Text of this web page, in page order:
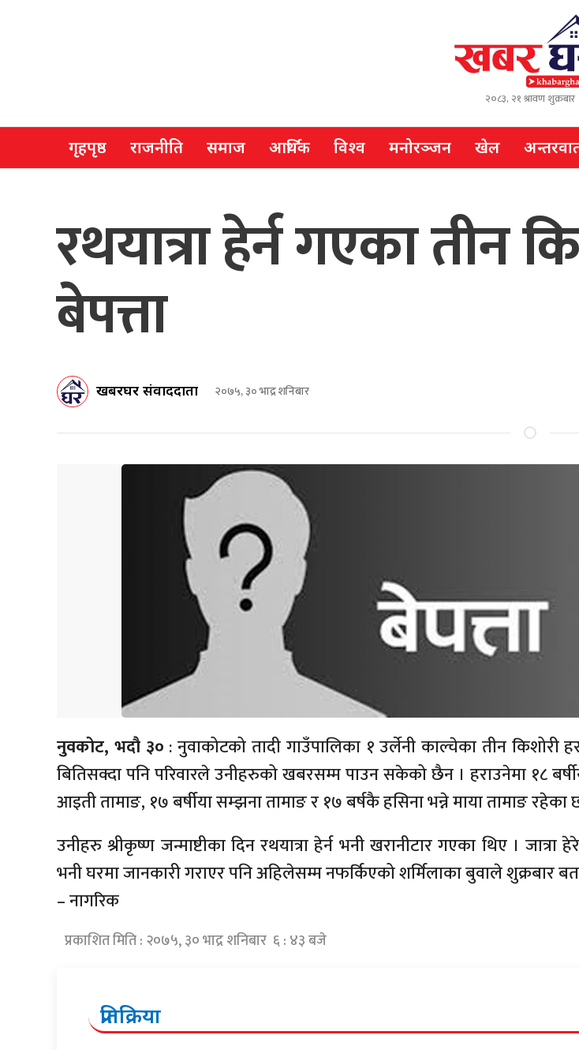
२०८३, २१ श्रावण शुक्रबार
गृहपृष्ठ राजनीति समाज आर्थिक विश्व मनोरञ्जन खेल
रथयात्रा हेर्न गएका तीन
बेपत्ता
खबरघर संवाददाता २०७५, ३० भाद्र शनिबार
नुवकोट, भदौ ३० : नुवाकोटको तादी गाउँपालिका १ उर्लेनी काल्चेका तीन किशोरी
बितिसक्दा पनि परिवारले उनीहरुको खबरसम्म पाउन सकेको छैन । हराउनेमा १८
आइती तामाङ, १७ बर्षीया सम्झना तामाङ र १७ बर्षकै हसिना भन्ने माया तामाङ रहेका
उनीहरु श्रीकृष्ण जन्माष्टीका दिन रथयात्रा हेर्न भनी खरानीटार गएका थिए ।
भनी घरमा जानकारी गराएर पनि अहिलेसम्म नफर्किएको शर्मिलाका बुवाले शुक्रबार
– नागरिक
प्रकाशित मिति : २०७५, ३० भाद्र शनिबार ६ : ४३ बजे
प्रतिक्रिया